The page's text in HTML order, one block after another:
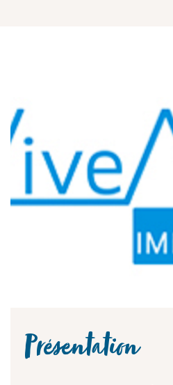
Présentation